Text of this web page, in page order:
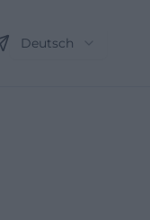
Deutsch